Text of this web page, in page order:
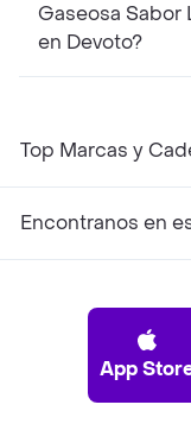
Gaseosa Sabor Lima-
en Devoto?
Top Marcas y
Encontranos en
App